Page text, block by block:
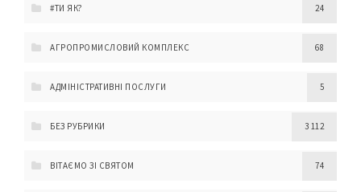
#ТИ ЯК? 24
АГРОПРОМИСЛОВИЙ КОМПЛЕКС 68
АДМІНІСТРАТИВНІ ПОСЛУГИ 5
БЕЗ РУБРИКИ 3 112
ВІТАЄМО ЗІ СВЯТОМ 74